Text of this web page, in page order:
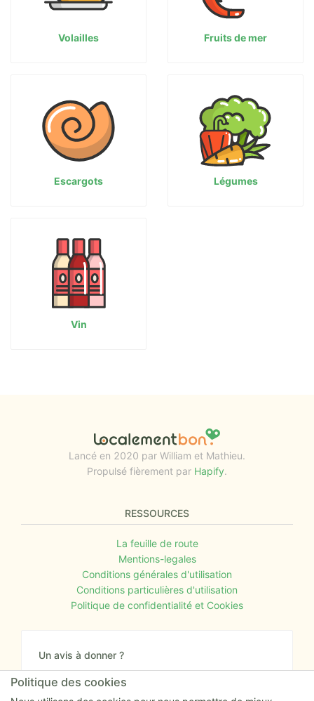
Volailles Fruits de mer
Escargots Légumes
Vin
Lancé en 2020 par William et Mathieu.
Propulsé fièrement par Hapify.
RESSOURCES
La feuille de route
Mentions-legales
Conditions générales d'utilisation
Conditions particulières d'utilisation
Politique de confidentialité et Cookies
Un avis à donner ?
Donnez nous votre avis sur le site ou proposez
nous tout simplement vos nouvelles idées.
Politique des cookies